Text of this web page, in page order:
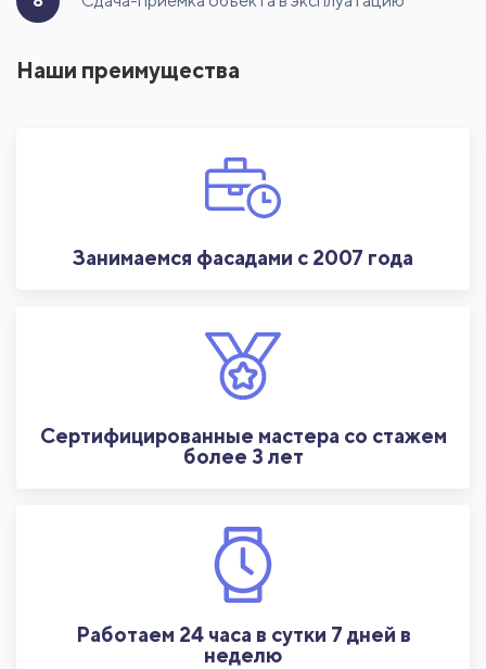
Наши преимущества
Занимаемся фасадами с 2007 года
Сертифицированные мастера со стажем
более 3 лет
Работаем 24 часа в сутки 7 дней в
неделю